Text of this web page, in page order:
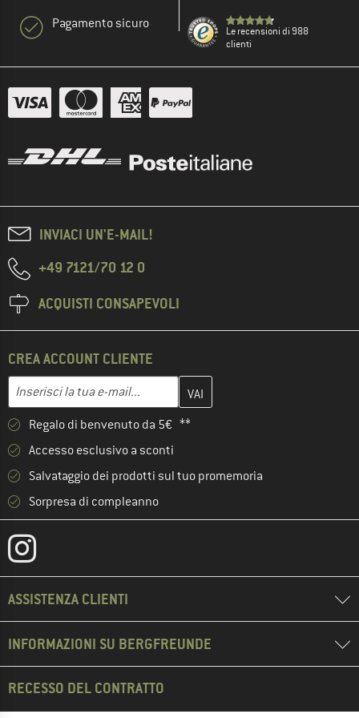
Pagamento sicuro
Le recensioni di 988
clienti
INVIACI UN'E-MAIL!
+49 7121/70 12 0
ACQUISTI CONSAPEVOLI
CREA ACCOUNT CLIENTE
Indirizzo e-mail
Inserisci qui il tuo indirizzo e-mail e crea il tuo account cliente
Regalo di benvenuto da 5€ **
Accesso esclusivo a sconti
Salvataggio dei prodotti sul tuo promemoria
Sorpresa di compleanno
ASSISTENZA CLIENTI
INFORMAZIONI SU BERGFREUNDE
RECESSO DEL CONTRATTO